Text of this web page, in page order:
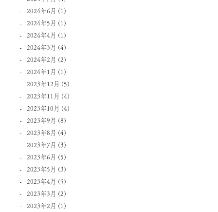
2024年6月 (1)
2024年5月 (1)
2024年4月 (1)
2024年3月 (4)
2024年2月 (2)
2024年1月 (1)
2023年12月 (5)
2023年11月 (4)
2023年10月 (4)
2023年9月 (8)
2023年8月 (4)
2023年7月 (3)
2023年6月 (5)
2023年5月 (3)
2023年4月 (5)
2023年3月 (2)
2023年2月 (1)